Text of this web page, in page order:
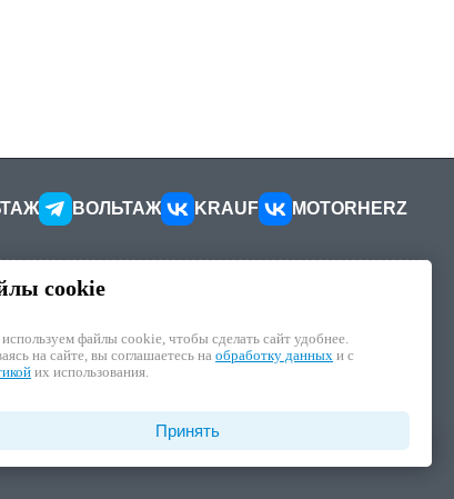
ВОЛЬТАЖ KRAUF MOTORHERZ
КОНТАКТЫ
Как связаться
Наши реквизиты
cookie
файлы cookie, чтобы cделать сайт удобнее.
на сайте, вы соглашаетесь наобработку данных и с
их использования.